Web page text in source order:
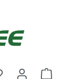
Du hast 0